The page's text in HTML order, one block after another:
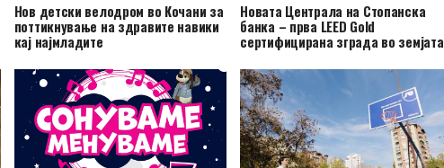
Нов детски велодром во Кочани за
поттикнување на здравите навики
кај најмладите
Новата Централа на Стопанска
банка – прва LEED Gold
сертифицирана зграда во земјата